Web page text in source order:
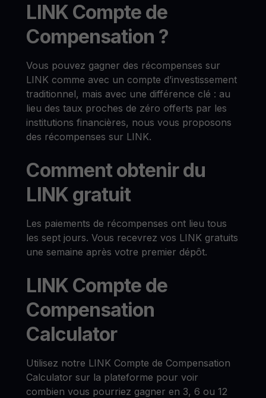
LINK Compte de
Compensation ?
Vous pouvez gagner des récompenses sur
LINK comme avec un compte d’investissement
traditionnel, mais avec une différence clé : au
lieu des taux proches de zéro offerts par les
institutions financières, nous vous proposons
des récompenses sur LINK.
Comment obtenir du
LINK gratuit
Les paiements de récompenses ont lieu tous
les sept jours. Vous recevrez vos LINK gratuits
une semaine après votre premier dépôt.
LINK Compte de
Compensation
Calculator
Utilisez notre LINK Compte de Compensation
Calculator sur la plateforme pour voir
combien vous pourriez gagner en 3, 6 ou 12